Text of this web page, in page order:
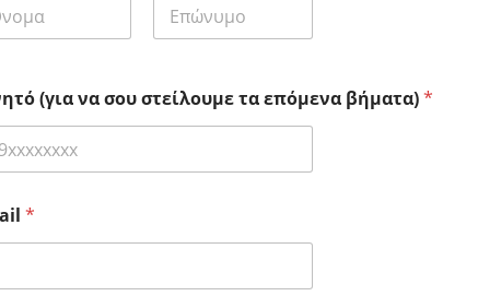
(για να σου στείλουμε τα επόμενα βήματα)*
*